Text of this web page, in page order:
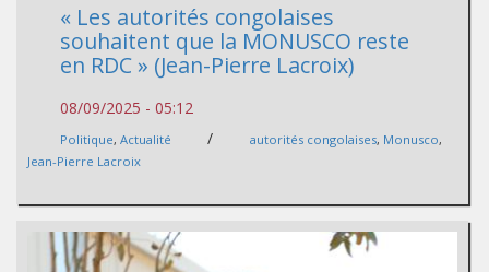
« Les autorités congolaises
souhaitent que la MONUSCO reste
en RDC » (Jean-Pierre Lacroix)
08/09/2025 - 05:12
Politique, Actualité / autorités congolaises, Monusco,
Jean-Pierre Lacroix